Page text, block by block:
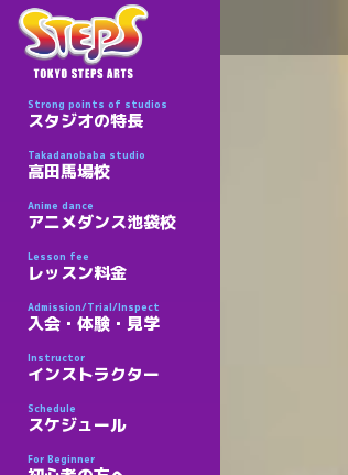
Strong points of studios
スタジオの特長
Takadanobaba studio
高田馬場校
Anime dance
アニメダンス池袋校
Lesson fee
レッスン料金
Admission/Trial/Inspect
入会・体験・見学
Instructor
インストラクター
Schedule
スケジュール
For Beginner